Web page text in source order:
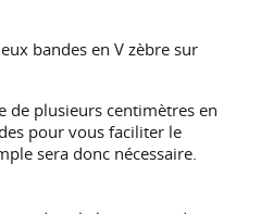
bandes en V zèbre sur
de plusieurs centimètres en
pour vous faciliter le
sera donc nécessaire.